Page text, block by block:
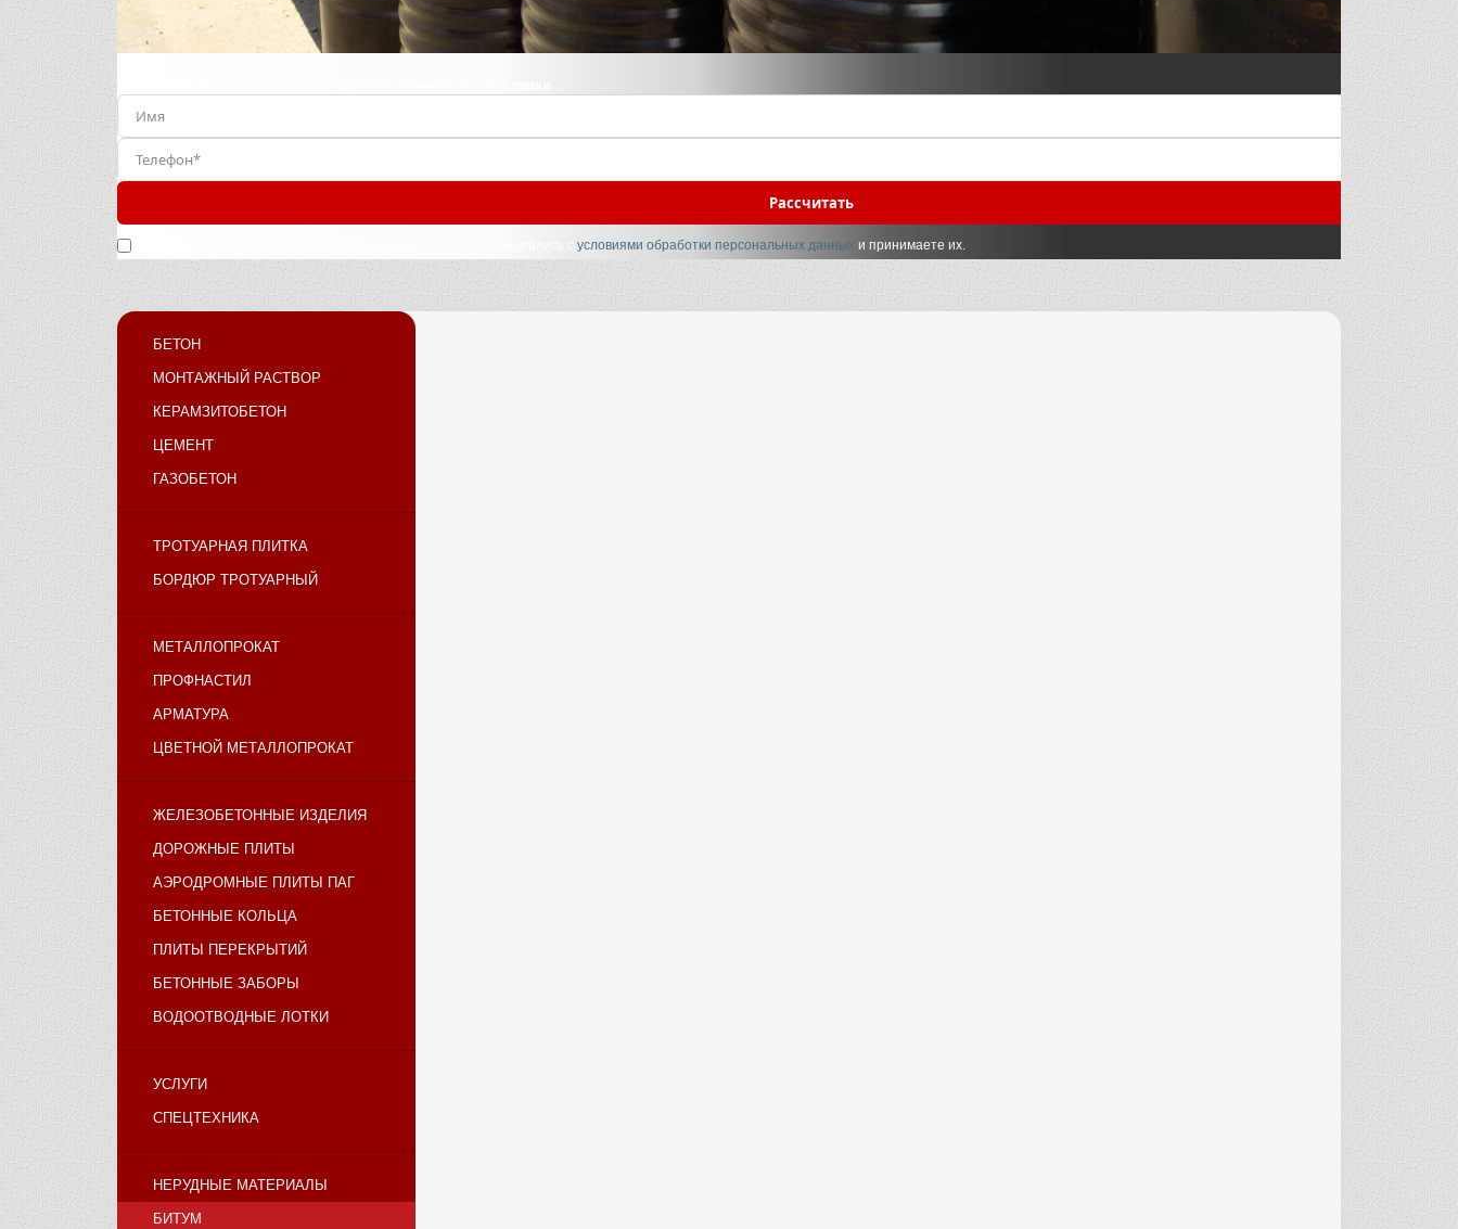
Рассчитать
Нажимая кнопку «Отправить», вы подтверждаете, что ознакомились сусловиями обработки персональных данных и принимаете их.
БЕТОН
МОНТАЖНЫЙ РАСТВОР
КЕРАМЗИТОБЕТОН
ЦЕМЕНТ
ГАЗОБЕТОН
ТРОТУАРНАЯ ПЛИТКА
БОРДЮР ТРОТУАРНЫЙ
МЕТАЛЛОПРОКАТ
ПРОФНАСТИЛ
АРМАТУРА
ЦВЕТНОЙ МЕТАЛЛОПРОКАТ
ЖЕЛЕЗОБЕТОННЫЕ ИЗДЕЛИЯ
ДОРОЖНЫЕ ПЛИТЫ
АЭРОДРОМНЫЕ ПЛИТЫ ПАГ
БЕТОННЫЕ КОЛЬЦА
ПЛИТЫ ПЕРЕКРЫТИЙ
БЕТОННЫЕ ЗАБОРЫ
ВОДООТВОДНЫЕ ЛОТКИ
УСЛУГИ
СПЕЦТЕХНИКА
НЕРУДНЫЕ МАТЕРИАЛЫ
БИТУМ